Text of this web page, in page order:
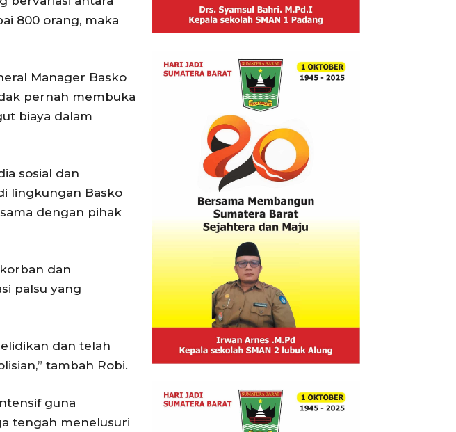
800 orang, maka
Manager Basko
pernah membuka
biaya dalam
sosial dan
lingkungan Basko
dengan pihak
dan
palsu yang
dan telah
tambah Robi.
guna
tengah menelusuri